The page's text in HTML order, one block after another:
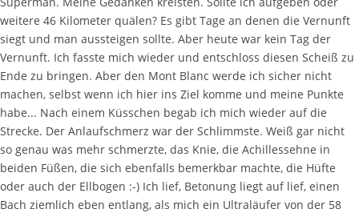
weitere 46 Kilometer quälen? Es gibt Tage an denen die Vernunft
siegt und man aussteigen sollte. Aber heute war kein Tag der
Vernunft. Ich fasste mich wieder und entschloss diesen Scheiß zu
Ende zu bringen. Aber den Mont Blanc werde ich sicher nicht
machen, selbst wenn ich hier ins Ziel komme und meine Punkte
habe... Nach einem Küsschen begab ich mich wieder auf die
Strecke. Der Anlaufschmerz war der Schlimmste. Weiß gar nicht
so genau was mehr schmerzte, das Knie, die Achillessehne in
beiden Füßen, die sich ebenfalls bemerkbar machte, die Hüfte
oder auch der Ellbogen :-) Ich lief, Betonung liegt auf lief, einen
Bach ziemlich eben entlang, als mich ein Ultraläufer von der 58